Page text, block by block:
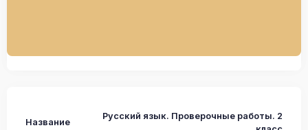
Название
Русский язык. Проверочные работы. 2